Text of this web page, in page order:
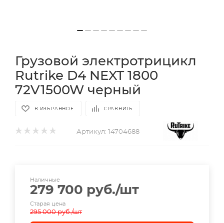
Грузовой электротрицикл
Rutrike D4 NEXT 1800
72V1500W черный
В ИЗБРАННОЕ СРАВНИТЬ
Артикул: 14704688
Наличные
279 700 руб./шт
Старая цена
295 000руб./шт